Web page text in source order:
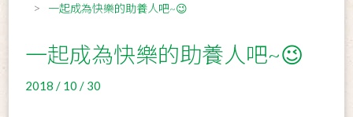
一起成為快樂的助養人吧~😉
一起成為快樂的助養人吧~😉
2018 / 10 / 30